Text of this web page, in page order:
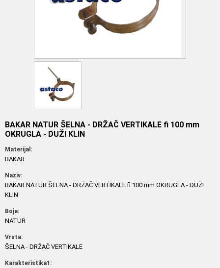
BAKAR NATUR ŠELNA - DRŽAČ VERTIKALE fi 100 mm
OKRUGLA - DUŽI KLIN
Materijal:
BAKAR
Naziv:
BAKAR NATUR ŠELNA - DRŽAČ VERTIKALE fi 100 mm OKRUGLA - DUŽI
KLIN
Boja:
NATUR
Vrsta:
ŠELNA - DRŽAČ VERTIKALE
Karakteristika1: